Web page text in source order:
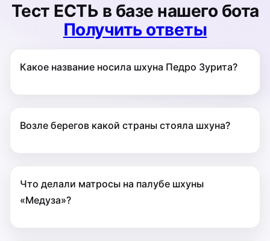
Тест ЕСТЬ в базе нашего бота
Получить ответы
Какое название носила шхуна Педро Зурита?
Возле берегов какой страны стояла шхуна?
Что делали матросы на палубе шхуны
«Медуза»?